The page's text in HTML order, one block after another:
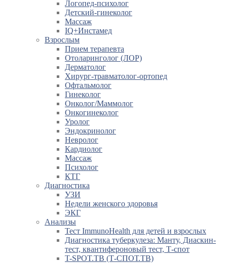
Логопед-психолог
Детский-гинеколог
Массаж
IQ+Инстамед
Взрослым
Прием терапевта
Отоларинголог (ЛОР)
Дерматолог
Хирург-травматолог-ортопед
Офтальмолог
Гинеколог
Онколог/Маммолог
Онкогинеколог
Уролог
Эндокринолог
Невролог
Кардиолог
Массаж
Психолог
КТГ
Диагностика
УЗИ
Недели женского здоровья
ЭКГ
Анализы
Тест ImmunoHealth для детей и взрослых
Диагностика туберкулеза: Манту, Диаскин-
тест, квантифероновый тест, Т-спот
T-SPOT.TB (Т-СПОТ.ТВ)